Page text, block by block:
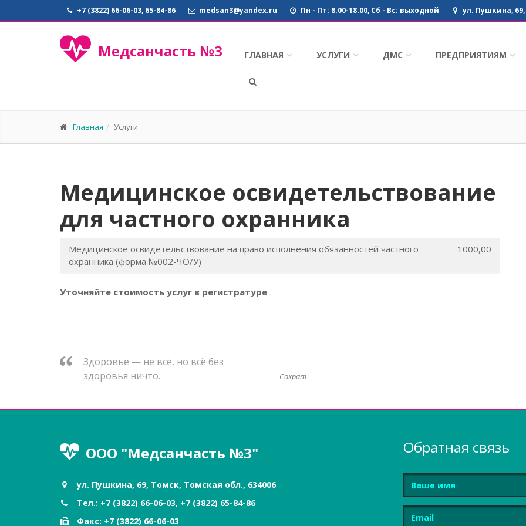
+7 (3822) 66-06-03, 65-84-86 medsan3@yandex.ru Пн - Пт: 8.00-18.00, Сб - Вс: выходной ул. Пушкина,
Медсанчасть №3 ГЛАВНАЯ УСЛУГИ ДМС ПРЕДПРИЯТИЯМ
Главная Услуги
Медицинское освидетельствование
для частного охранника
Медицинское освидетельствование на право исполнения обязанностей частного
охранника (форма №002-ЧО/У)
1000,00
Уточняйте стоимость услуг в регистратуре
Здоровье — не всё, но всё без
здоровья ничто.
Сократ
ООО "Медсанчасть №3"
ул. Пушкина, 69, Томск, Томская обл., 634006
Тел.: +7 (3822) 66-06-03, +7 (3822) 65-84-86
Факс: +7 (3822) 66-06-03
Обратная связь
Имя
Email